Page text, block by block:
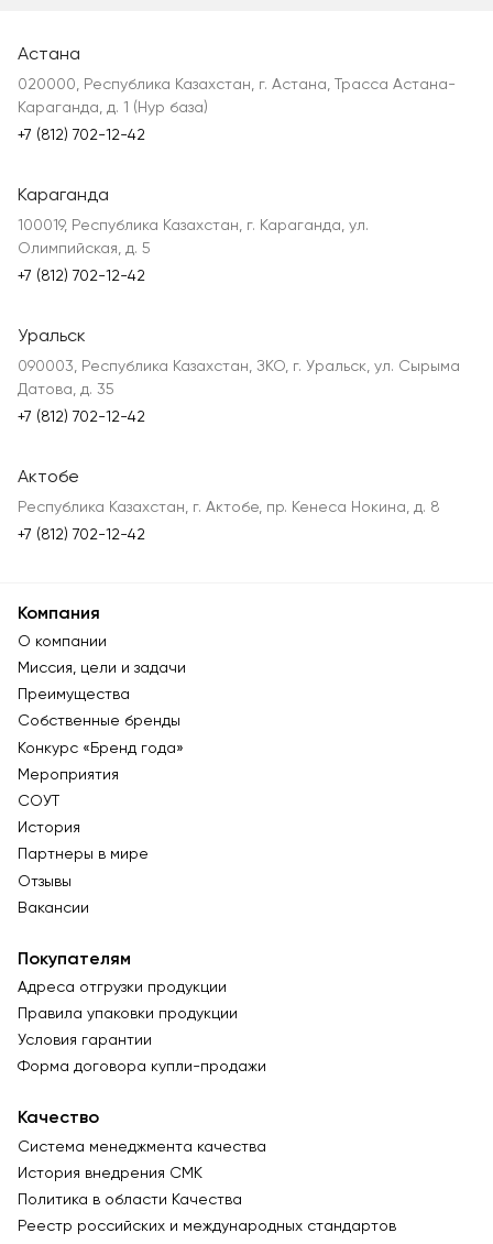
Астана
020000, Республика Казахстан, г. Астана, Трасса Астана-
Караганда, д. 1 (Нур база)
+7 (812) 702-12-42
Караганда
100019, Республика Казахстан, г. Караганда, ул.
Олимпийская, д. 5
+7 (812) 702-12-42
Уральск
090003, Республика Казахстан, ЗКО, г. Уральск, ул. Сырыма
Датова, д. 35
+7 (812) 702-12-42
Актобе
Республика Казахстан, г. Актобе, пр. Кенеса Нокина, д. 8
+7 (812) 702-12-42
Компания
О компании
Миссия, цели и задачи
Преимущества
Собственные бренды
Конкурс «Бренд года»
Мероприятия
СОУТ
История
Партнеры в мире
Отзывы
Вакансии
Покупателям
Адреса отгрузки продукции
Правила упаковки продукции
Условия гарантии
Форма договора купли-продажи
Качество
Система менеджмента качества
История внедрения СМК
Политика в области Качества
Реестр российских и международных стандартов